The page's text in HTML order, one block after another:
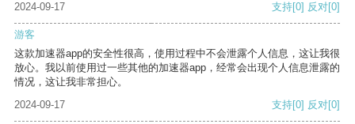
2024-09-17
支持[0] 反对[0]
游客
这款加速器app的安全性很高，使用过程中不会泄露个人信息，这让我很
放心。我以前使用过一些其他的加速器app，经常会出现个人信息泄露的
情况，这让我非常担心。
2024-09-17
支持[0] 反对[0]